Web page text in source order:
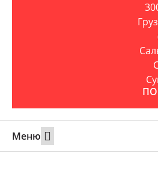
Меню